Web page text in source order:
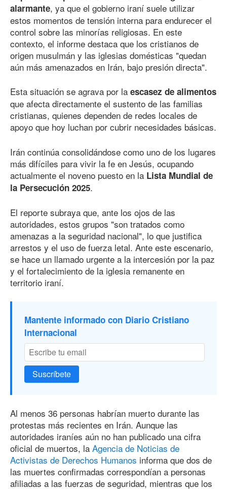
alarmante, ya que el gobierno iraní suele utilizar
estos momentos de tensión interna para endurecer el
control sobre las minorías religiosas. En este
contexto, el informe destaca que los cristianos de
origen musulmán y las iglesias domésticas "quedan
aún más amenazados en Irán, bajo presión directa".
Esta situación se agrava por la escasez de alimentos
que afecta directamente el sustento de las familias
cristianas, quienes dependen de redes locales de
apoyo que hoy luchan por cubrir necesidades básicas.
Irán continúa consolidándose como uno de los lugares
más difíciles para vivir la fe en Jesús, ocupando
actualmente el noveno puesto en la Lista Mundial de
la Persecución 2025.
El reporte subraya que, ante los ojos de las
autoridades, estos grupos "son tratados como
amenazas a la seguridad nacional", lo que justifica
arrestos y el uso de fuerza letal. Ante este escenario,
se hace un llamado urgente a la intercesión por la paz
y el fortalecimiento de la iglesia remanente en
territorio iraní.
Mantente informado con Diario Cristiano
Internacional
Suscríbete
Al menos 36 personas habrían muerto durante las
protestas más recientes en Irán. Aunque las
autoridades iraníes aún no han publicado una cifra
oficial de muertos, la Agencia de Noticias de
Activistas de Derechos Humanos informa que dos de
las muertes confirmadas correspondían a personas
afiliadas a las fuerzas de seguridad, mientras que los